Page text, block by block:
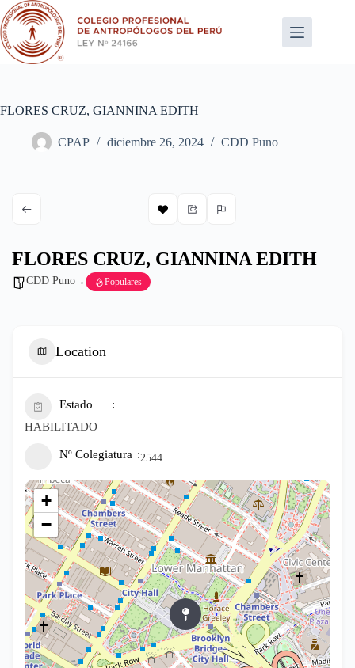
Saltar
al
contenido
FLORES CRUZ, GIANNINA EDITH
CPAP diciembre 26, 2024 CDD Puno
FLORES CRUZ, GIANNINA EDITH
CDD Puno Populares
Location
Estado
HABILITADO
Nº Colegiatura 2544
+
−